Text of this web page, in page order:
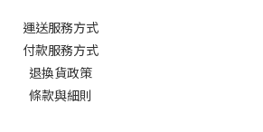
運送服務方式
付款服務方式
退換貨政策
條款與細則